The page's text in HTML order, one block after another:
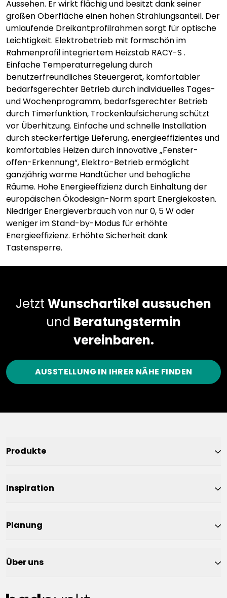
Aussehen. Er wirkt flächig und besitzt dank seiner
großen Oberfläche einen hohen Strahlungsanteil. Der
umlaufende Dreikantprofilrahmen sorgt für optische
Leichtigkeit. Elektrobetrieb mit formschön im
Rahmenprofil integriertem Heizstab RACY-S .
Einfache Temperaturregelung durch
benutzerfreundliches Steuergerät, komfortabler
bedarfsgerechter Betrieb durch individuelles Tages-
und Wochenprogramm, bedarfsgerechter Betrieb
durch Timerfunktion, Trockenlaufsicherung schützt
vor Überhitzung. Einfache und schnelle Installation
durch steckerfertige Lieferung, energieeffizientes und
komfortables Heizen durch innovative „Fenster-
offen-Erkennung“, Elektro-Betrieb ermöglicht
ganzjährig warme Handtücher und behagliche
Räume. Hohe Energieeffizienz durch Einhaltung der
europäischen Ökodesign-Norm spart Energiekosten.
Niedriger Energieverbrauch von nur 0, 5 W oder
weniger im Stand-by-Modus für erhöhte
Energieeffizienz. Erhöhte Sicherheit dank
Tastensperre.
Jetzt Wunschartikel aussuchen
und Beratungstermin
vereinbaren.
AUSSTELLUNG IN IHRER NÄHE FINDEN
Produkte
Inspiration
Planung
Über uns